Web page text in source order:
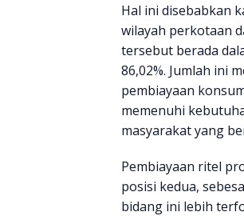
Hal ini disebabkan
wilayah perkotaan
tersebut berada
86,02%. Jumlah ini
pembiayaan
memenuhi
masyarakat yang
Pembiayaan ritel
posisi kedua,
bidang ini lebih